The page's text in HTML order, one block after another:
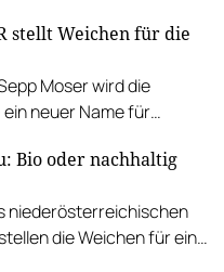
stellt Weichen für die
Moser wird die
ein neuer Name für
Bio oder nachhaltig
niederösterreichischen
die Weichen für eine